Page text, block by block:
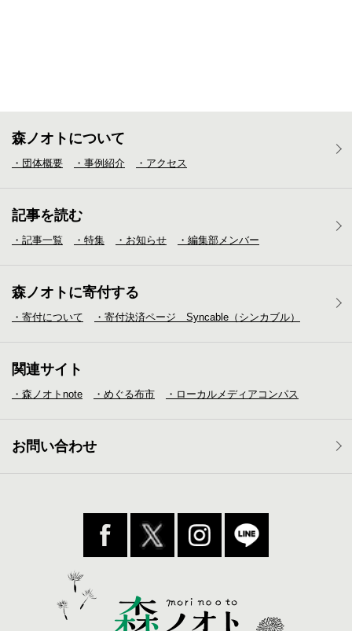
森ノオトについて
・団体概要 ・事例紹介 ・アクセス
記事を読む
・記事一覧 ・特集 ・お知らせ ・編集部メンバー
森ノオトに寄付する
・寄付について ・寄付決済ページ Syncable（シンカブル）
関連サイト
・森ノオトnote ・めぐる布市 ・ローカルメディア コンパス
お問い合わせ